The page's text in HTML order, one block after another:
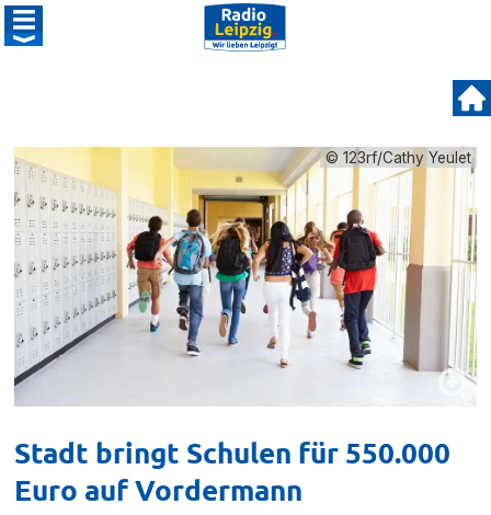
© 123rf/Cathy Yeulet
Stadt bringt Schulen für 550.000
Euro auf Vordermann